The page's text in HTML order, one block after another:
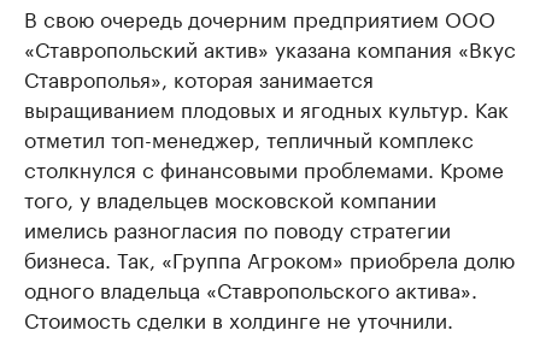
В свою очередь дочерним предприятием ООО
«Ставропольский актив» указана компания «Вкус
Ставрополья», которая занимается
выращиванием плодовых и ягодных культур. Как
отметил топ-менеджер, тепличный комплекс
столкнулся с финансовыми проблемами. Кроме
того, у владельцев московской компании
имелись разногласия по поводу стратегии
бизнеса. Так, «Группа Агроком» приобрела долю
одного владельца «Ставропольского актива».
Стоимость сделки в холдинге не уточнили.